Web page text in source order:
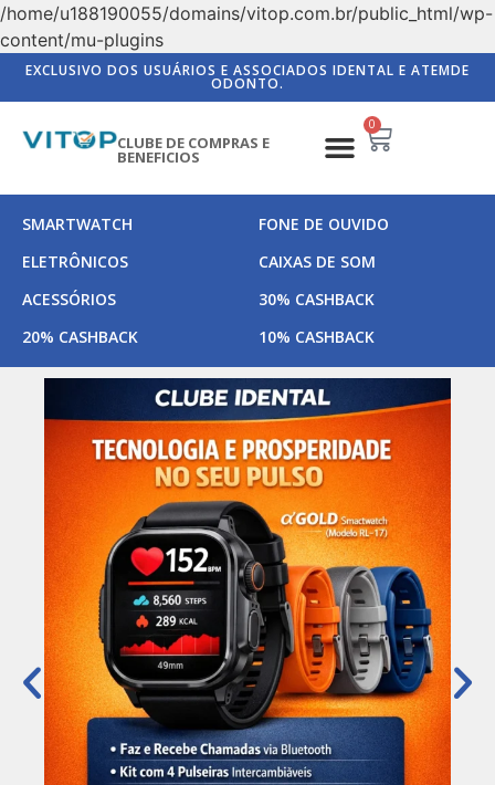
/home/u188190055/domains/vitop.com.br/public_html/wp-
content/mu-plugins
EXCLUSIVO DOS USUÁRIOS E ASSOCIADOS IDENTAL E ATEMDE
ODONTO.
CLUBE DE COMPRAS E
BENEFICIOS
0
SMARTWATCH
FONE DE OUVIDO
ELETRÔNICOS
CAIXAS DE SOM
ACESSÓRIOS
30% CASHBACK
20% CASHBACK
10% CASHBACK